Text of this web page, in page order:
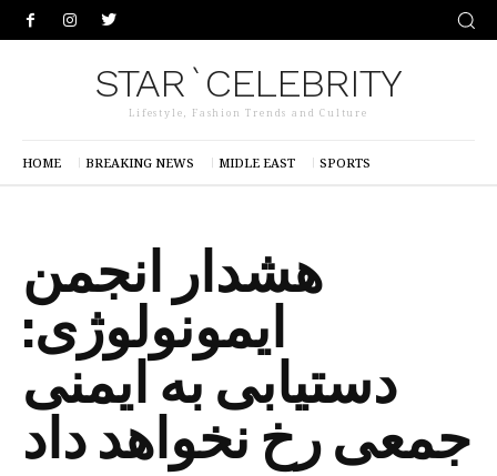
STAR`CELEBRITY
Lifestyle, Fashion Trends and Culture
HOME BREAKING NEWS MIDLE EAST SPORTS
هشدار انجمن
ایمونولوژی:
دستیابی به ایمنی
جمعی رخ نخواهد داد